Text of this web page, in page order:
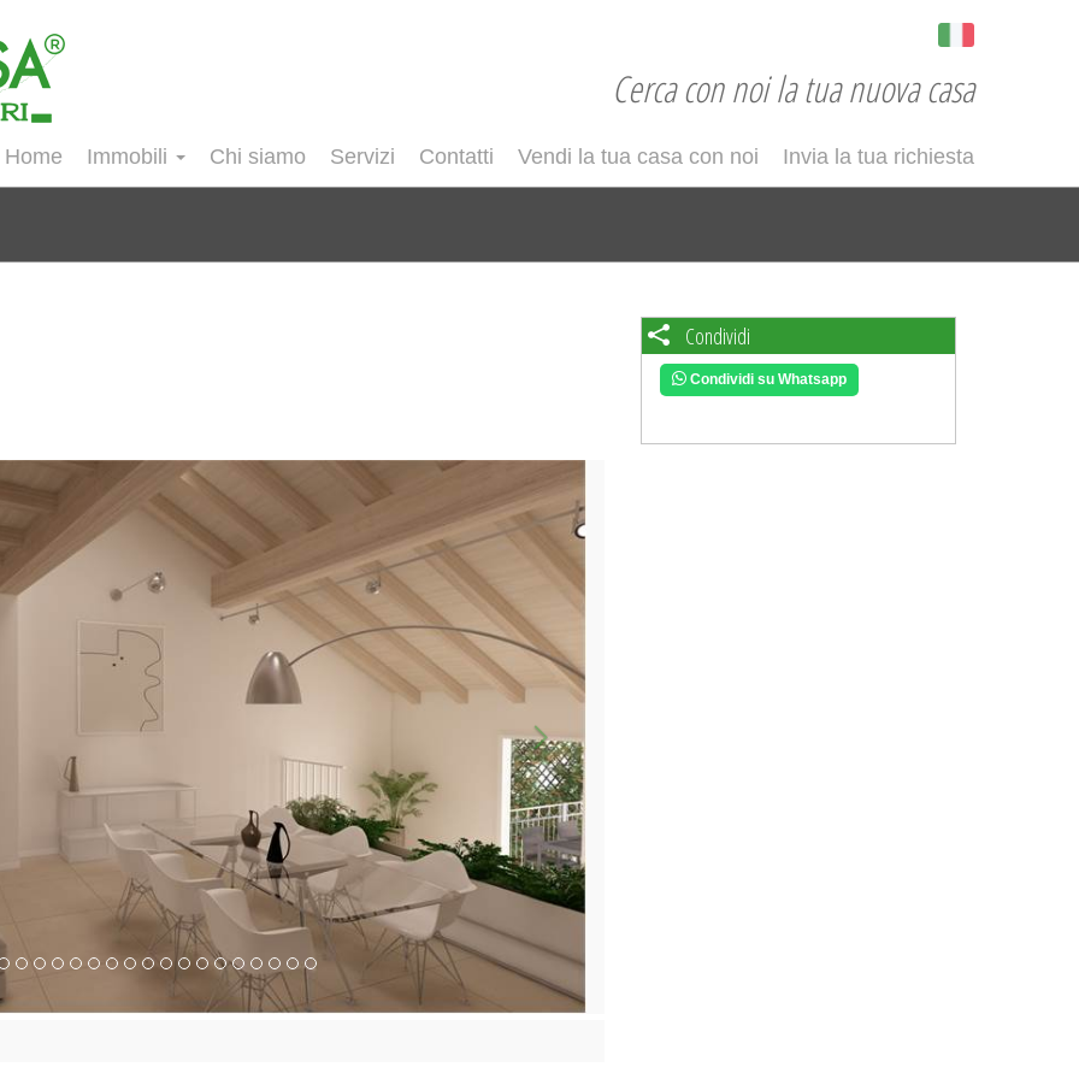
Cerca con noi la tua nuova casa
Home Immobili Chi siamo Servizi Contatti Vendi la tua casa con noi Invia la tua richiesta
Condividi
Condividi su Whatsapp